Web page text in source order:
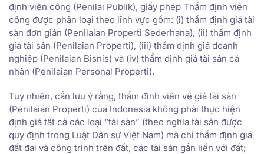
định viên công (Penilai Publik), giấy phép Thẩm định viên
công được phân loại theo lĩnh vực gồm: (i) thẩm định giá tài
sản đơn giản (Penilaian Properti Sederhana), (ii) thẩm định
giá tài sản (Penilaian Properti), (iii) thẩm định giá doanh
nghiệp (Penilaian Bisnis) và (iv) thẩm định giá tài sản cá
nhân (Penilaian Personal Properti).
Tuy nhiên, cần lưu ý rằng, thẩm định viên về giá tài sản
(Penilaian Properti) của Indonesia không phải thực hiện
định giá tất cả các loại “tài sản” (theo nghĩa tài sản được
quy định trong Luật Dân sự Việt Nam) mà chỉ thẩm định giá
đất đai và công trình trên đất, các tài sản gắn liền với đất;